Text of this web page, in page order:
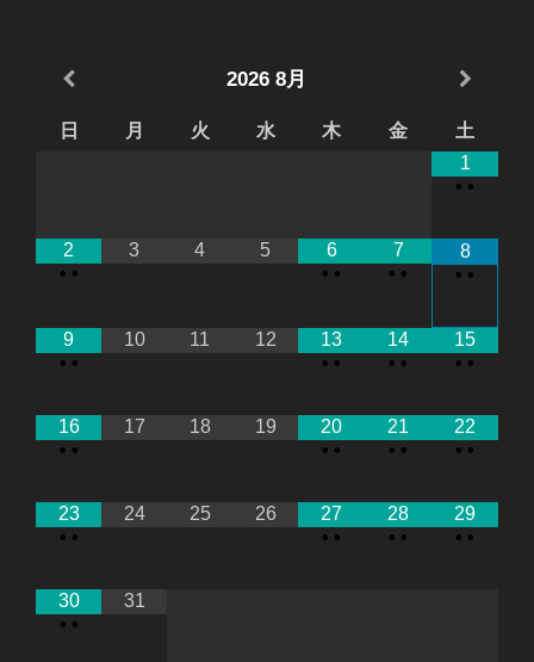
2026 8月
日 月 火 水 木 金
土
1
• •
2
• •
3 4 5
6
• •
7
• •
8
• •
9
• •
10 11 12
13
• •
14
• •
15
• •
16
• •
17 18 19
20
• •
21
• •
22
• •
23
• •
24 25 26
27
• •
28
• •
29
• •
30
• •
31